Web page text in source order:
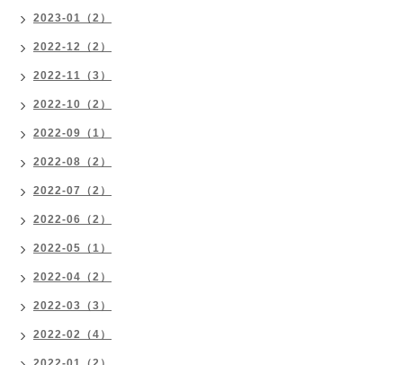
2023-01（2）
2022-12（2）
2022-11（3）
2022-10（2）
2022-09（1）
2022-08（2）
2022-07（2）
2022-06（2）
2022-05（1）
2022-04（2）
2022-03（3）
2022-02（4）